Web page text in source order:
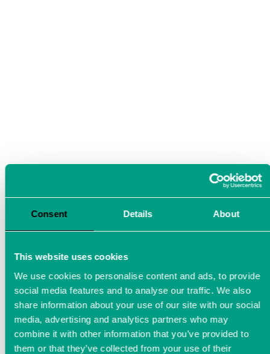
Consent Details About
This website uses cookies
We use cookies to personalise content and ads, to provide
social media features and to analyse our traffic. We also
share information about your use of our site with our social
media, advertising and analytics partners who may
combine it with other information that you’ve provided to
them or that they’ve collected from your use of their
AD-Wandler-Modul ADCstamp
Messtechnik-Innovation und Messweb Masters
Sieger 2024: Der AD-Wandler als System-On-Module.